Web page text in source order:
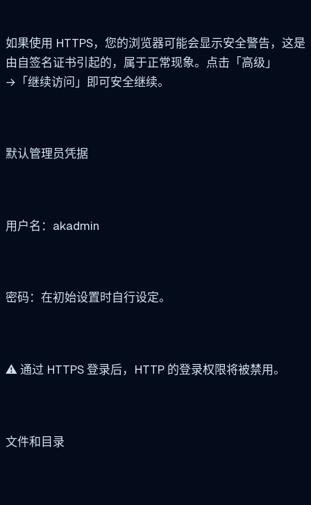
如果使用 HTTPS，您的浏览器可能会显示安全警告，这是
由自签名证书引起的，属于正常现象。点击「高级」
→「继续访问」即可安全继续。
默认管理员凭据
用户名：akadmin
密码：在初始设置时自行设定。
⚠️ 通过 HTTPS 登录后，HTTP 的登录权限将被禁用。
文件和目录